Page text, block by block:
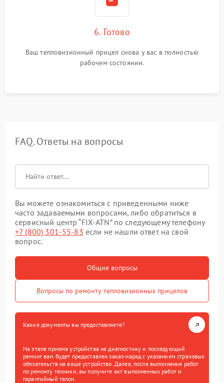
6. Готово
Ваш тепловизионный прицел снова у вас в полностью
рабочем состоянии.
FAQ. Ответы на вопросы
Вы можете ознакомиться с приведенными ниже
часто задаваемыми вопросами, либо обратиться в
сервисный центр “FIX-ATN” по следующему телефону
+7 (800) 301-55-83 если не нашли ответ на свой
вопрос.
Общие вопросы
Вопросы по ремонту тепловизионных прицелов
Какие документы вы предоставляете?
На этапе приема устройства на диагностику и последующий
ремонт вам будет предоставлен заказ-наряд с указанием страховых
обязательств на ваше устройство. Далее, после выполнения работ
по ремонту техники, вы получите акт выполненных работ и
гарантийный талон.